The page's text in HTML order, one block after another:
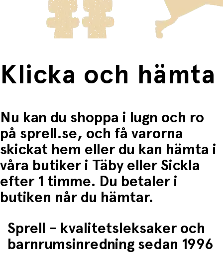
Fri frakt när du handlar för mer än 1500:-
Klicka och hämta
Nu kan du shoppa i lugn och ro
på sprell.se, och få varorna
skickat hem eller du kan hämta i
våra butiker i Täby eller Sickla
efter 1 timme. Du betaler i
butiken når du hämtar.
Sprell - kvalitetsleksaker och
barnrumsinredning sedan 1996